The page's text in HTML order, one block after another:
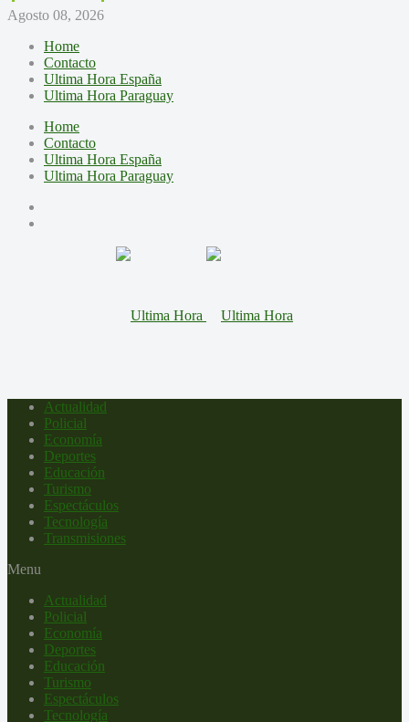
Agosto 08, 2026
Home
Contacto
Ultima Hora España
Ultima Hora Paraguay
Home
Contacto
Ultima Hora España
Ultima Hora Paraguay
Actualidad
Policial
Economía
Deportes
Educación
Turismo
Espectáculos
Tecnología
Transmisiones
Menu
Actualidad
Policial
Economía
Deportes
Educación
Turismo
Espectáculos
Tecnología